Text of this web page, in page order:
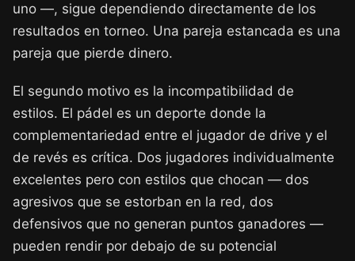
uno —, sigue dependiendo directamente de los
resultados en torneo. Una pareja estancada es una
pareja que pierde dinero.
El segundo motivo es la incompatibilidad de
estilos. El pádel es un deporte donde la
complementariedad entre el jugador de drive y el
de revés es crítica. Dos jugadores individualmente
excelentes pero con estilos que chocan — dos
agresivos que se estorban en la red, dos
defensivos que no generan puntos ganadores —
pueden rendir por debajo de su potencial